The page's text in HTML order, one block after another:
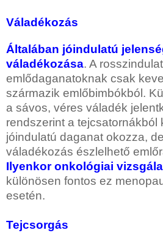
Váladékozás
Általában jóindulatú
váladékozása. A
emlődaganatoknak csak
származik emlőbimbókból.
a sávos, véres váladék
rendszerint a tejcsatornákból
jóindulatú daganat okozza,
váladékozás észlelhető
Ilyenkor onkológiai
különösen fontos ez
esetén.
Tejcsorgás